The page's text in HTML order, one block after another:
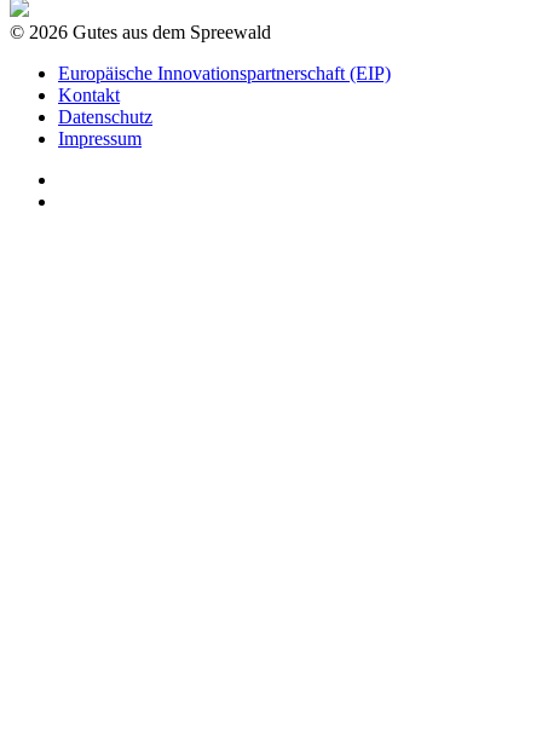
© 2026 Gutes aus dem Spreewald
Europäische Innovationspartnerschaft (EIP)
Kontakt
Datenschutz
Impressum